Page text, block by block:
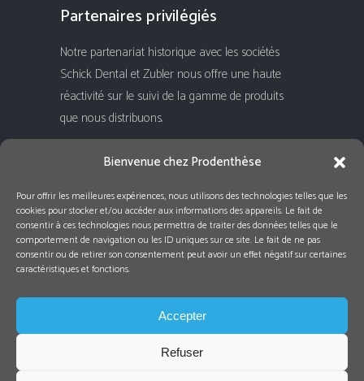
Bienvenue chez Prodenthèse
Pour offrir les meilleures expériences, nous utilisons des technologies telles que les
cookies pour stocker et/ou accéder aux informations des appareils. Le fait de
consentir à ces technologies nous permettra de traiter des données telles que le
comportement de navigation ou les ID uniques sur ce site. Le fait de ne pas
consentir ou de retirer son consentement peut avoir un effet négatif sur certaines
caractéristiques et fonctions.
Accepter
Refuser
Partenaires privilégiés
Notre partenariat historique avec les sociétés
Schick Dental et Zubler nous offre une haute
réactivité sur le suivi de la gamme de produits
que nous distribuons.
Rejoignez-nous !